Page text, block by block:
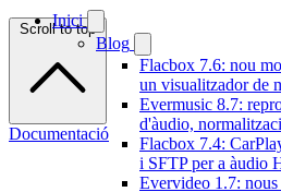
Inici
Blog
Flacbox 7.6: nou
un visualitzador de
Evermusic 8.7:
d'àudio,
Flacbox 7.4:
i SFTP per a àudio
Evervideo 1.7:
Scroll to top
Documentació